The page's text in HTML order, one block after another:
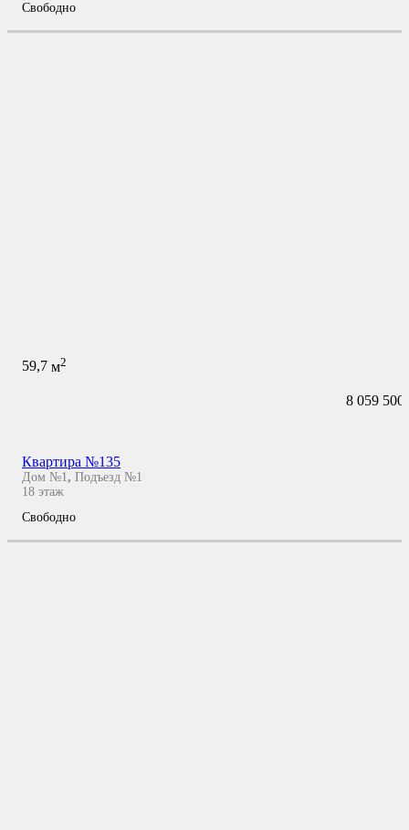
Свободно
59,7 м2
8 059 500
Квартира №135
Дом №1, Подъезд №1
18 этаж
Свободно